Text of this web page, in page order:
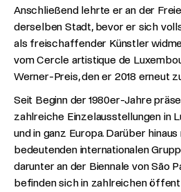
Anschließend lehrte er an der
derselben Stadt, bevor er sich
als freischaffender Künstler
vom Cercle artistique de
Werner-Preis, den er 2018 erneut
Seit Beginn der 1980er-Jahre
zahlreiche Einzelausstellungen in
und in ganz Europa. Darüber hinaus
bedeutenden internationalen
darunter an der Biennale von São
befinden sich in zahlreichen